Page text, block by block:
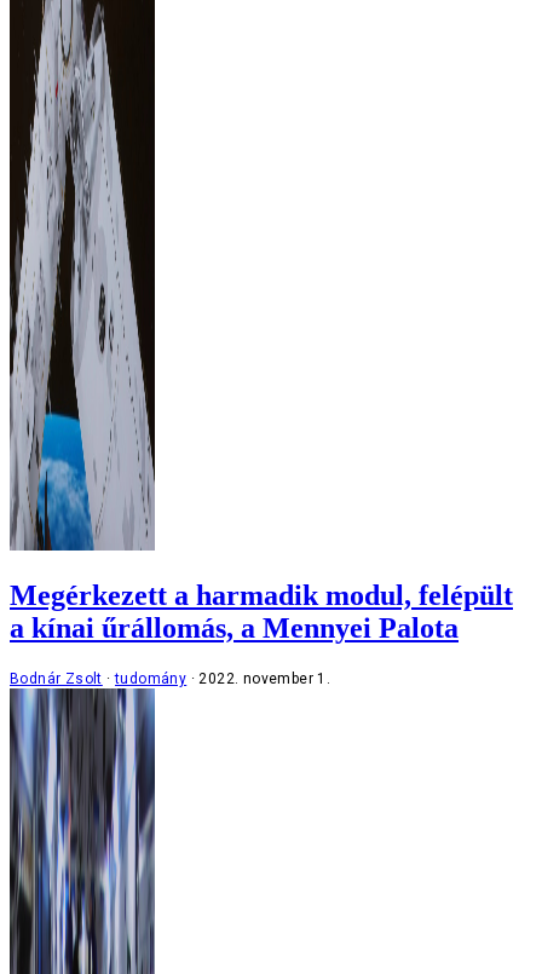
Megérkezett a harmadik modul, felépült
a kínai űrállomás, a Mennyei Palota
Bodnár Zsolt tudomány 2022. november 1.